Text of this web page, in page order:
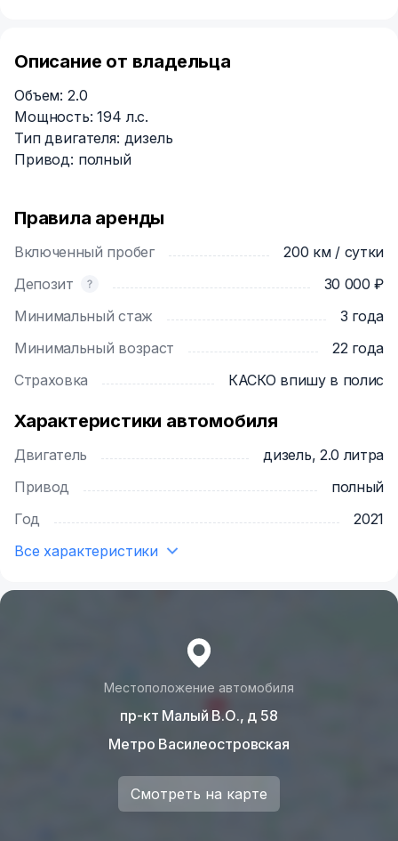
Описание от владельца
Объем: 2.0
Мощность: 194 л.с.
Тип двигателя: дизель
Привод: полный
Правила аренды
Включенный пробег
200 км / сутки
Депозит
30 000 ₽
Минимальный стаж
3 года
Минимальный возраст
22 года
Страховка
КАСКО впишу в полис
Характеристики автомобиля
Двигатель
дизель, 2.0 литра
Привод
полный
Год
2021
Все характеристики
Местоположение автомобиля
пр-кт Малый В.О., д 58
Метро Василеостровская
Смотреть на карте